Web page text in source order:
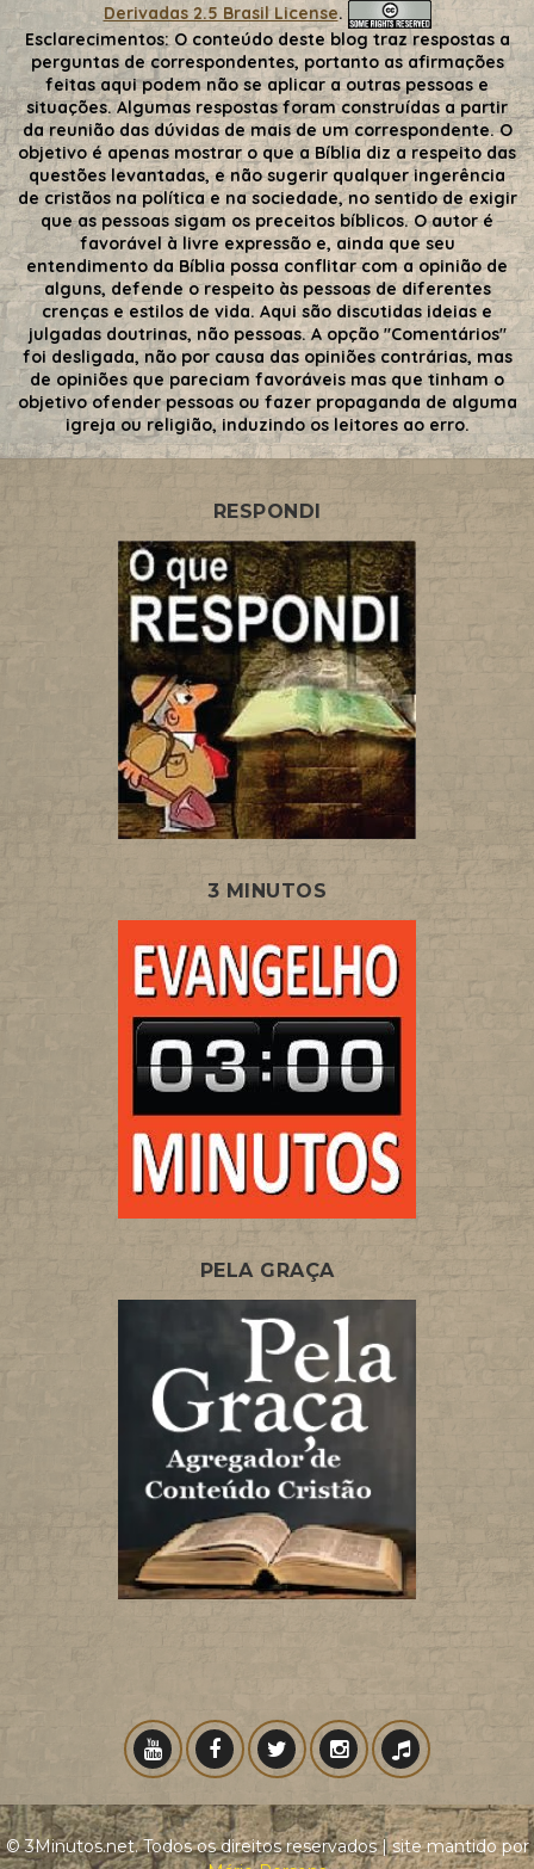
Derivadas 2.5 Brasil License.
Esclarecimentos:O conteúdo deste blog traz respostas a
perguntas de correspondentes, portanto as afirmações
feitas aqui podem não se aplicar a outras pessoas e
situações. Algumas respostas foram construídas a partir
da reunião das dúvidas de mais de um correspondente. O
objetivo é apenas mostrar o que a Bíblia diz a respeito das
questões levantadas, e não sugerir qualquer ingerência
de cristãos na política e na sociedade, no sentido de exigir
que as pessoas sigam os preceitos bíblicos. O autor é
favorável à livre expressão e, ainda que seu
entendimento da Bíblia possa conflitar com a opinião de
alguns, defende o respeito às pessoas de diferentes
crenças e estilos de vida. Aqui são discutidas ideias e
julgadas doutrinas, não pessoas. A opção "Comentários"
foi desligada, não por causa das opiniões contrárias, mas
de opiniões que pareciam favoráveis mas que tinham o
objetivo ofender pessoas ou fazer propaganda de alguma
igreja ou religião, induzindo os leitores ao erro.
RESPONDI
3 MINUTOS
PELA GRAÇA
© 3Minutos.net. Todos os direitos reservados | site mantido por